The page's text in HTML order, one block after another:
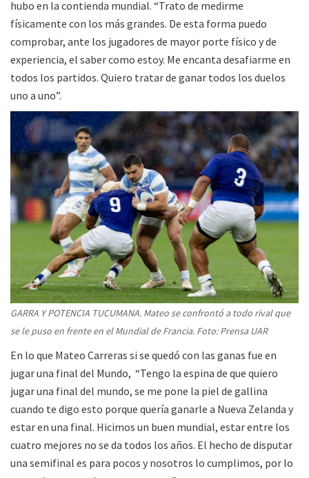
hubo en la contienda mundial. “Trato de medirme
físicamente con los más grandes. De esta forma puedo
comprobar, ante los jugadores de mayor porte físico y de
experiencia, el saber como estoy. Me encanta desafiarme en
todos los partidos. Quiero tratar de ganar todos los duelos
uno a uno”.
GARRA Y POTENCIA TUCUMANA. Mateo se confrontó a todo rival que
se le puso en frente en el Mundial de Francia. Foto: Prensa UAR
En lo que Mateo Carreras si se quedó con las ganas fue en
jugar una final del Mundo, “Tengo la espina de que quiero
jugar una final del mundo, se me pone la piel de gallina
cuando te digo esto porque quería ganarle a Nueva Zelanda y
estar en una final. Hicimos un buen mundial, estar entre los
cuatro mejores no se da todos los años. El hecho de disputar
una semifinal es para pocos y nosotros lo cumplimos, por lo